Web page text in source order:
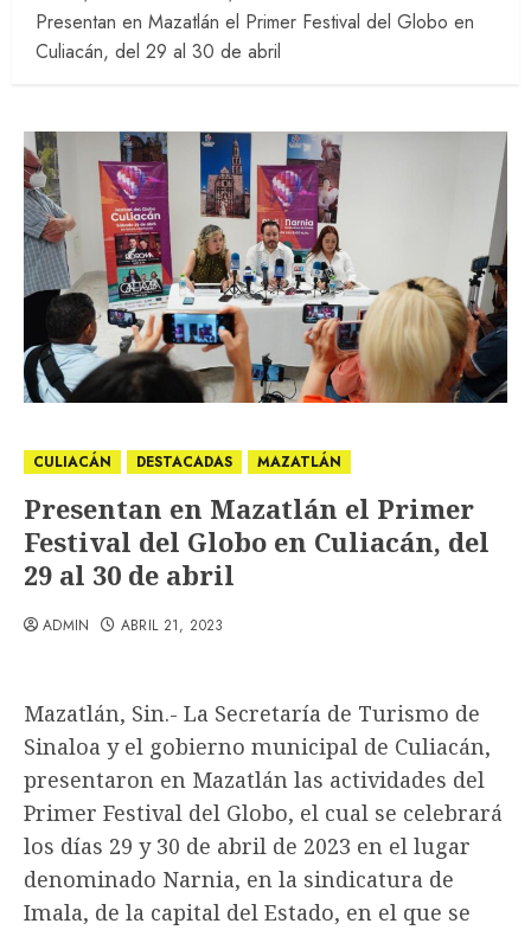
Presentan en Mazatlán el Primer Festival del Globo en
Culiacán, del 29 al 30 de abril
CULIACÁN DESTACADAS MAZATLÁN
Presentan en Mazatlán el Primer
Festival del Globo en Culiacán, del
29 al 30 de abril
ADMIN ABRIL 21, 2023
Mazatlán, Sin.- La Secretaría de Turismo de
Sinaloa y el gobierno municipal de Culiacán,
presentaron en Mazatlán las actividades del
Primer Festival del Globo, el cual se celebrará
los días 29 y 30 de abril de 2023 en el lugar
denominado Narnia, en la sindicatura de
Imala, de la capital del Estado, en el que se